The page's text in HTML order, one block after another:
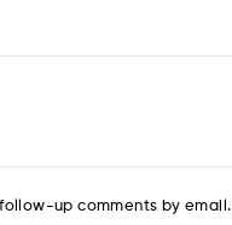
up comments by email.